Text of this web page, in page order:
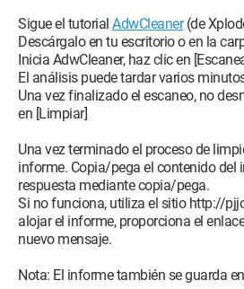
Sigue el tutorial AdwCleaner(de
Descárgalo en tu escritorio o en la
Inicia AdwCleaner, haz clic en
El análisis puede tardar varios
Una vez finalizado el escaneo, no
en [Limpiar]
Una vez terminado el proceso de
informe. Copia/pega el contenido del
respuesta mediante copia/pega.
Si no funciona, utiliza el sitio http://
alojar el informe, proporciona el
nuevo mensaje.
Nota: El informe también se guarda